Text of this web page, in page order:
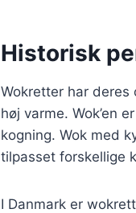
Historisk
Wokretter har
høj varme. Wok’en
kogning. Wok med
tilpasset forskellige
I Danmark er